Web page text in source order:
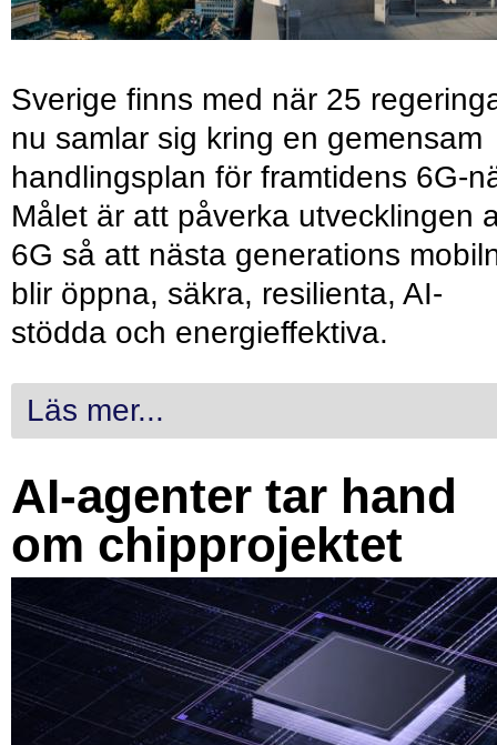
Sverige finns med när 25
nu samlar sig kring en gemensam
handlingsplan för framtidens 6G-
Målet är att påverka utvecklingen
6G så att nästa generations
blir öppna, säkra, resilienta, AI-
stödda och energieffektiva.
Läs mer...
AI-agenter tar hand
om chipprojektet